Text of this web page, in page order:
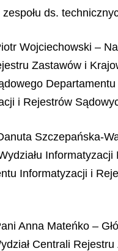
zespołu ds.
Wojciechowski –
Zastawów i
Departamentu
i Rejestrów
Szczepańska-
Informatyzacji
Informatyzacji i
Anna Mateńko –
Centrali